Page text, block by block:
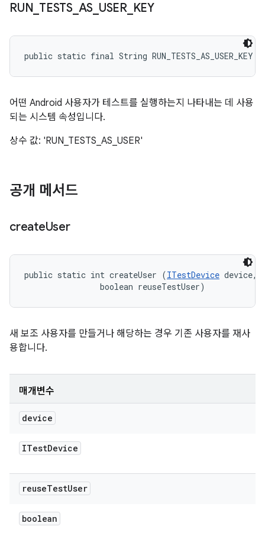
RUN TESTS_ AS USER_ KEY
public static final String RUN_TESTS_AS_USER_KEY
어떤 Android 사용자가 테스트를 실행하는지 나타내는 데 사용
되는 시스템 속성입니다.
상수 값: 'RUN_TESTS_AS_USER'
공개 메서드
createUser
public static int createUser (ITestDevice device,
                boolean reuseTestUser)
새 보조 사용자를 만들거나 해당하는 경우 기존 사용자를 재사
용합니다.
매개변수
device
ITestDevice
reuseTestUser
boolean